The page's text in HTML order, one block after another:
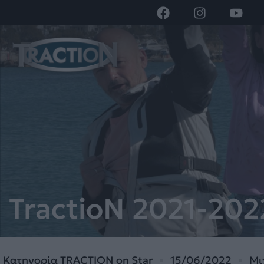
TractioN 2021-
ΚατηγορίαTRACTION on Star 15/06/2022